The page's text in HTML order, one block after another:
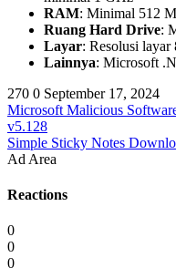
RAM: Minimal 512
Ruang Hard Drive:
Layar: Resolusi
Lainnya: Microsoft
270 0 September 17, 2024
Microsoft Malicious
v5.128
Simple Sticky Notes
Ad Area
Reactions
0
0
0